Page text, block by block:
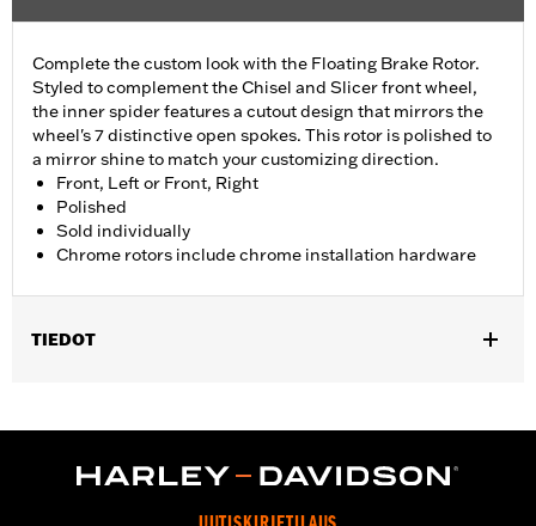
Complete the custom look with the Floating Brake Rotor.
Styled to complement the Chisel and Slicer front wheel,
the inner spider features a cutout design that mirrors the
wheel's 7 distinctive open spokes. This rotor is polished to
a mirror shine to match your customizing direction.
Front, Left or Front, Right
Polished
Sold individually
Chrome rotors include chrome installation hardware
TIEDOT
Position On Bike: Front